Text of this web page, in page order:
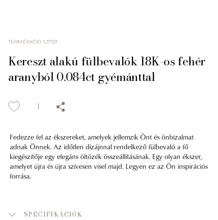
TERMÉKKÓD:53759
Kereszt alakú fülbevalók 18K-os fehér
aranyból 0.084ct gyémánttal
Fedezze fel az ékszereket, amelyek jellemzik Önt és önbizalmat
adnak Önnek. Az időtlen dizájnnal rendelkező fülbevaló a fő
kiegészítője egy elegáns öltözék összeállításának. Egy olyan ékszer,
amelyet újra és újra szívesen visel majd. Legyen ez az Ön inspirációs
forrása.
SPECIFIKÁCIÓK